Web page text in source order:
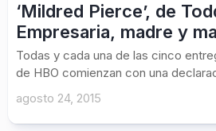
‘Mildred Pierce’, de
Empresaria, madre y
Todas y cada una de las cinco
de HBO comienzan con una
agosto 24, 2015